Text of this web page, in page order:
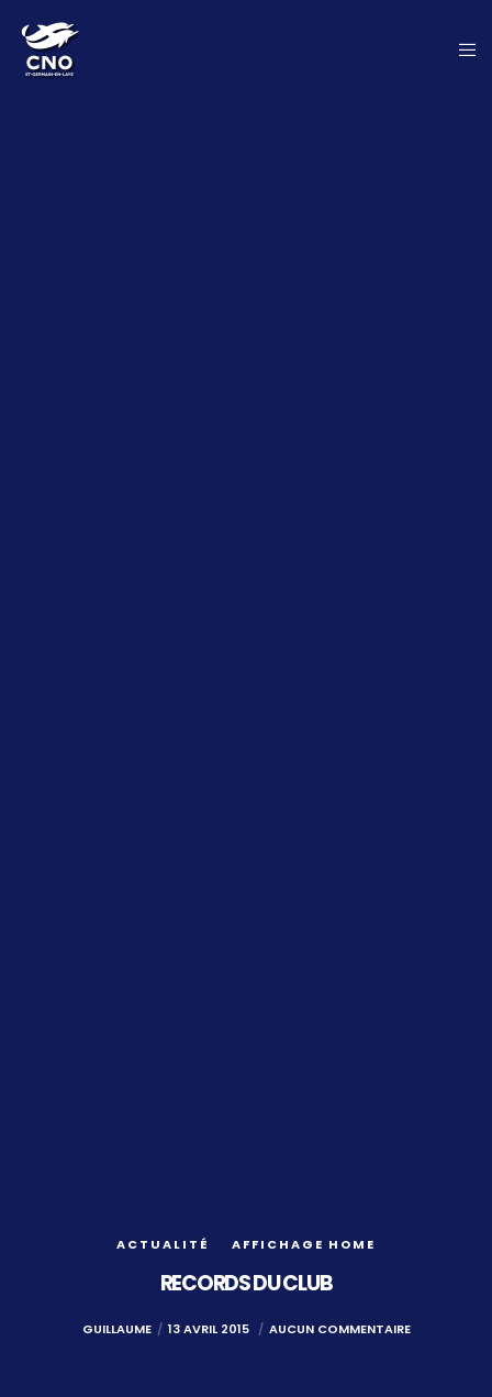
ACTUALITÉ AFFICHAGE HOME
RECORDS DU CLUB
GUILLAUME 13 AVRIL 2015 AUCUN COMMENTAIRE